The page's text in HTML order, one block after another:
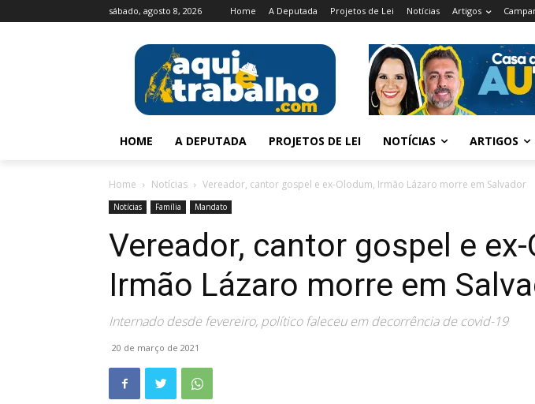
sábado, agosto 8, 2026 Home A Deputada Projetos de Lei Notícias Artigos
HOME A DEPUTADA PROJETOS DE LEI NOTÍCIAS ARTIGOS
Home Notícias Vereador, cantor gospel e ex-Olodum, Irmão Lázaro morre em Salvador
Notícias Família Mandato
Vereador, cantor gospel e
Irmão Lázaro morre em
Internado desde fevereiro, político faleceu em decorrência de covid-19
20 de março de 2021